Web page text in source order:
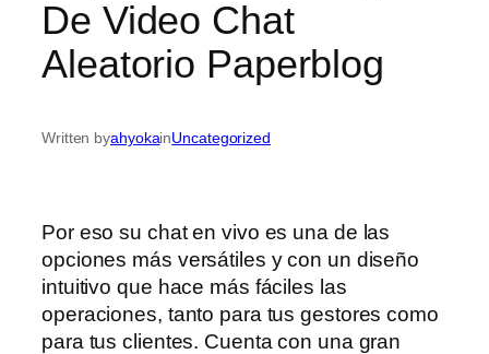
De Video Chat
Aleatorio Paperblog
Written byahyokainUncategorized
Por eso su chat en vivo es una de las
opciones más versátiles y con un diseño
intuitivo que hace más fáciles las
operaciones, tanto para tus gestores como
para tus clientes. Cuenta con una gran